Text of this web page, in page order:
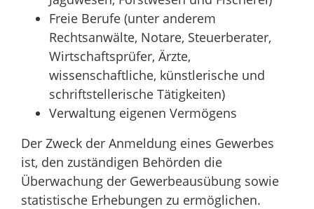
Freie Berufe (unter anderem
Rechtsanwälte, Notare, Steuerberater,
Wirtschaftsprüfer, Ärzte,
wissenschaftliche, künstlerische und
schriftstellerische Tätigkeiten)
Verwaltung eigenen Vermögens
Der Zweck der Anmeldung eines Gewerbes
ist, den zuständigen Behörden die
Überwachung der Gewerbeausübung sowie
statistische Erhebungen zu ermöglichen.